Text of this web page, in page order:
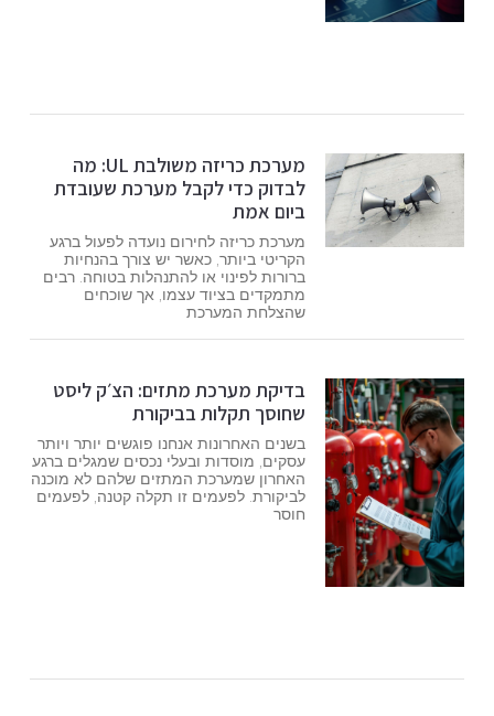
מערכת כריזה משולבת UL: מה
לבדוק כדי לקבל מערכת שעובדת
ביום אמת
מערכת כריזה לחירום נועדה לפעול ברגע
הקריטי ביותר, כאשר יש צורך בהנחיות
ברורות לפינוי או להתנהלות בטוחה. רבים
מתמקדים בציוד עצמו, אך שוכחים
שהצלחת המערכת
בדיקת מערכת מתזים: הצ׳ק ליסט
שחוסך תקלות בביקורת
בשנים האחרונות אנחנו פוגשים יותר ויותר
עסקים, מוסדות ובעלי נכסים שמגלים ברגע
האחרון שמערכת המתזים שלהם לא מוכנה
לביקורת. לפעמים זו תקלה קטנה, לפעמים
חוסר